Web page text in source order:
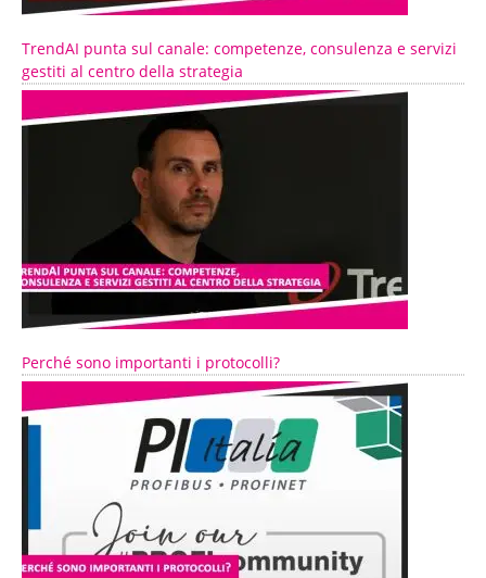
TrendAI punta sul canale: competenze, consulenza e servizi
gestiti al centro della strategia
Perché sono importanti i protocolli?